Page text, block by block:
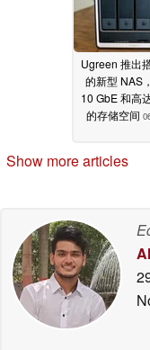
Ugreen 推出
的新型 NAS
10 GbE 和高
的存储空间
Show more articles